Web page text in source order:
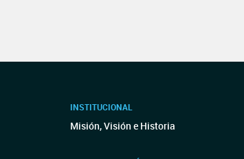
INSTITUCIONAL
Misión, Visión e Historia